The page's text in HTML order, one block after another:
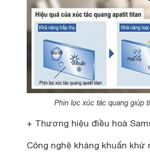
Phin lọc xúc tác quang giúp
+ Thương hiệu điều hoà
Công nghệ kháng khuẩn